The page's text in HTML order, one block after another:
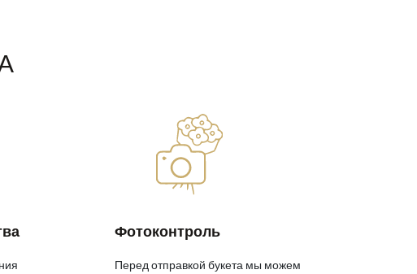
Фотоконтроль
Перед отправкой букета мы можем